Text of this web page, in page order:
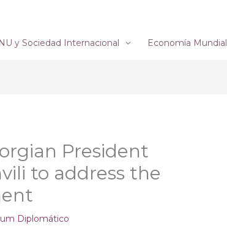
y Sociedad Internacional Economía Mundial
President
to address the
Diplomático